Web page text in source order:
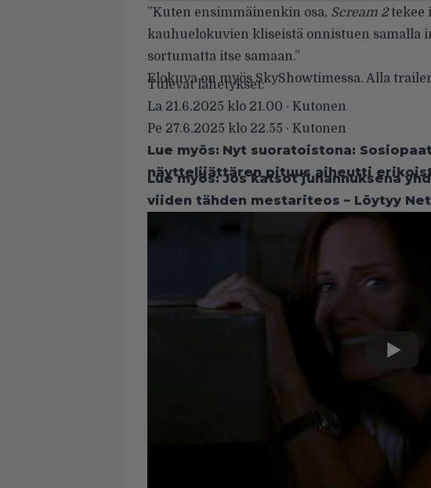
”Kuten ensimmäinenkin osa, Scream 2tekee
kauhuelokuvien kliseistä onnistuen samalla
sortumatta itse samaan.”
Elokuva on myös SkyShowtimessa. Alla
Tulevat lähetykset:
La 21.6.2025 klo 21.00 · Kutonen
Pe 27.6.2025 klo 22.55 · Kutonen
Lue myös: Nyt suoratoistona:
näyttelijättären pituus aiheutti
Lue myös: Jos katsot juhannuksena
viiden tähden mestariteos – Löytyy